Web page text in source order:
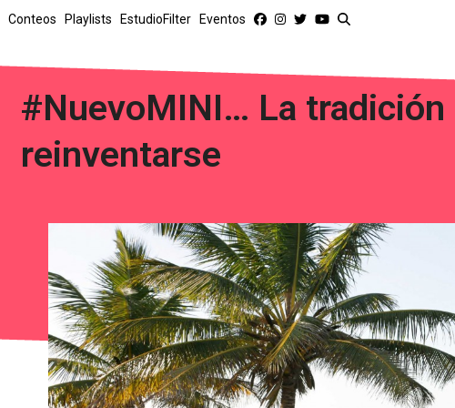
Conteos Playlists EstudioFilter Eventos
#NuevoMINI… La tradición
reinventarse